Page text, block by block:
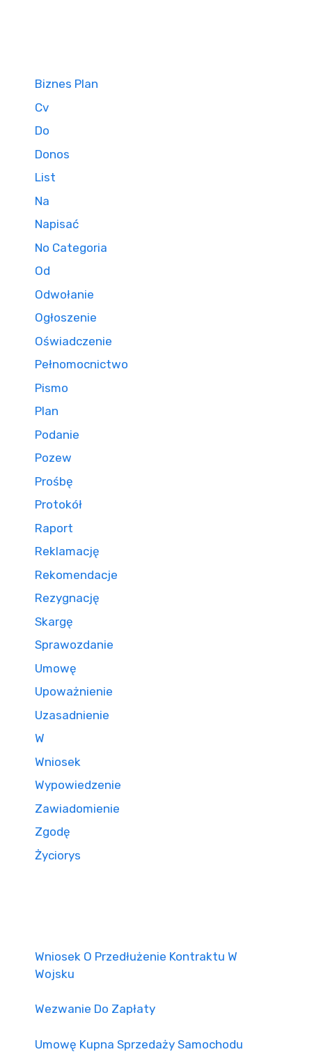
Biznes Plan
Cv
Do
Donos
List
Na
Napisać
No Categoria
Od
Odwołanie
Ogłoszenie
Oświadczenie
Pełnomocnictwo
Pismo
Plan
Podanie
Pozew
Prośbę
Protokół
Raport
Reklamację
Rekomendacje
Rezygnację
Skargę
Sprawozdanie
Umowę
Upoważnienie
Uzasadnienie
W
Wniosek
Wypowiedzenie
Zawiadomienie
Zgodę
Życiorys
Wniosek O Przedłużenie Kontraktu W
Wojsku
Wezwanie Do Zapłaty
Umowę Kupna Sprzedaży Samochodu